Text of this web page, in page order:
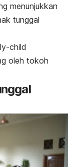
menunjukkan
tunggal
child
oleh tokoh